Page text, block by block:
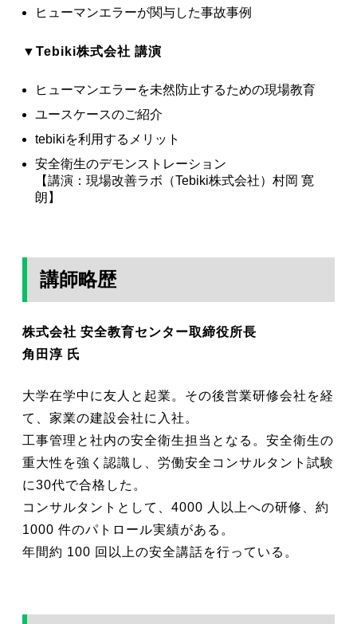
ヒューマンエラーが関与した事故事例
▼Tebiki株式会社 講演
ヒューマンエラーを未然防止するための現場教育
ユースケースのご紹介
tebikiを利用するメリット
安全衛生のデモンストレーション
【講演：現場改善ラボ（Tebiki株式会社）村岡 寛
朗】
講師略歴
株式会社 安全教育センター取締役所長
角田淳 氏
大学在学中に友人と起業。その後営業研修会社を経
て、家業の建設会社に入社。
工事管理と社内の安全衛生担当となる。安全衛生の
重大性を強く認識し、労働安全コンサルタント試験
に30代で合格した。
コンサルタントとして、4000 人以上への研修、約
1000 件のパトロール実績がある。
年間約 100 回以上の安全講話を行っている。